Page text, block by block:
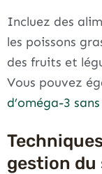
Incluez des
les poissons
des fruits et
Vous pouvez
d’oméga-3
gestion du